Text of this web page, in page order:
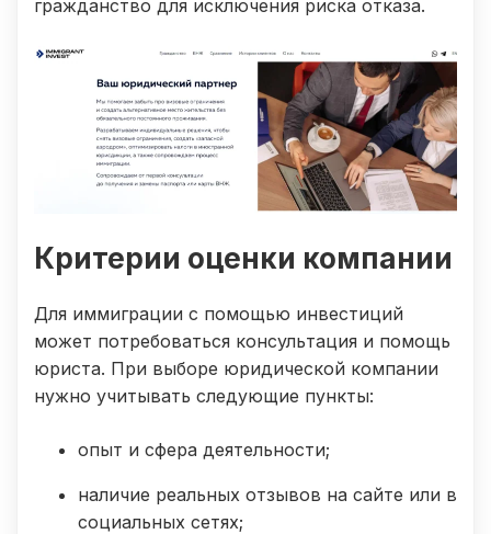
гражданство для исключения риска отказа.
Критерии оценки компании
Для иммиграции с помощью инвестиций
может потребоваться консультация и помощь
юриста. При выборе юридической компании
нужно учитывать следующие пункты:
опыт и сфера деятельности;
наличие реальных отзывов на сайте или в
социальных сетях;